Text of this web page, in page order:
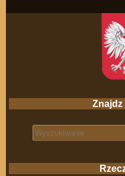
Znajdz
Search for: